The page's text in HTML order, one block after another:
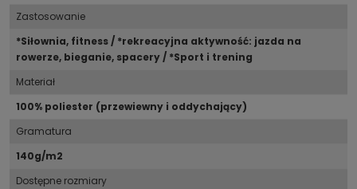
Zastosowanie
*Siłownia, fitness / *rekreacyjna aktywność: jazda na
rowerze, bieganie, spacery / *Sport i trening
Materiał
100% poliester (przewiewny i oddychający)
Gramatura
140g/m2
Dostępne rozmiary